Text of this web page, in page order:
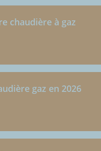
chaudière à gaz
gaz en 2026